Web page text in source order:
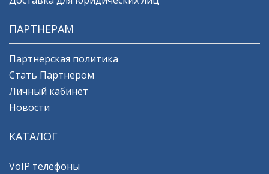
ПАРТНЕРАМ
Партнерская политика
Стать Партнером
Личный кабинет
Новости
КАТАЛОГ
VoIP телефоны